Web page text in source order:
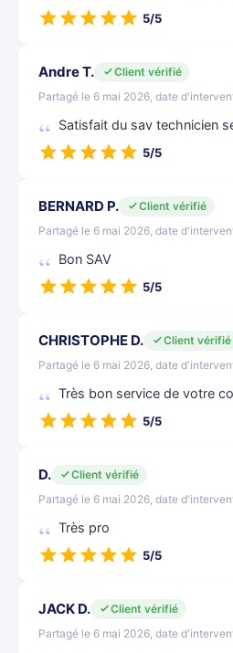
5/5
Andre T.
Client vérifié
Partagé le 6 mai 2026, date
Satisfait du sav technicien
5/5
BERNARD P.
Client vérifié
Partagé le 6 mai 2026, date
Bon SAV
5/5
CHRISTOPHE D.
Client vérifié
Partagé le 6 mai 2026, date
Très bon service de votre
5/5
D.
Client vérifié
Partagé le 6 mai 2026, date
Très pro
5/5
JACK D.
Client vérifié
Partagé le 6 mai 2026, date